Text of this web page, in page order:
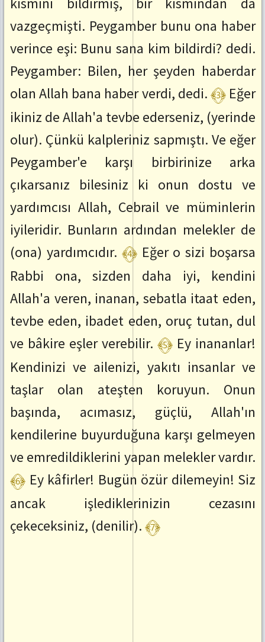
vazgeçmişti. Peygamber bunu ona haber
verince eşi: Bunu sana kim bildirdi? dedi.
Peygamber: Bilen, her şeyden haberdar
olan Allah bana haber verdi, dedi.﴾3﴿ Eğer
ikiniz de Allah'a tevbe ederseniz, (yerinde
olur). Çünkü kalpleriniz sapmıştı. Ve eğer
Peygamber'e karşı birbirinize arka
çıkarsanız bilesiniz ki onun dostu ve
yardımcısı Allah, Cebrail ve müminlerin
iyileridir. Bunların ardından melekler de
(ona) yardımcıdır. ﴾4﴿ Eğer o sizi boşarsa
Rabbi ona, sizden daha iyi, kendini
Allah'a veren, inanan, sebatla itaat eden,
tevbe eden, ibadet eden, oruç tutan, dul
ve bâkire eşler verebilir. ﴾5﴿ Ey inananlar!
Kendinizi ve ailenizi, yakıtı insanlar ve
taşlar olan ateşten koruyun. Onun
başında, acımasız, güçlü, Allah'ın
kendilerine buyurduğuna karşı gelmeyen
ve emredildiklerini yapan melekler vardır.
﴾6﴿ Ey kâfirler! Bugün özür dilemeyin! Siz
ancak işlediklerinizin cezasını
çekeceksiniz, (denilir).﴾7﴿